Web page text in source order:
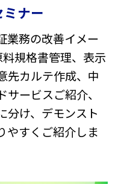
ナー
業務の改善イメー
規格書管理、表示
先カルテ作成、中
ービスご紹介、
分け、デモンスト
やすくご紹介しま